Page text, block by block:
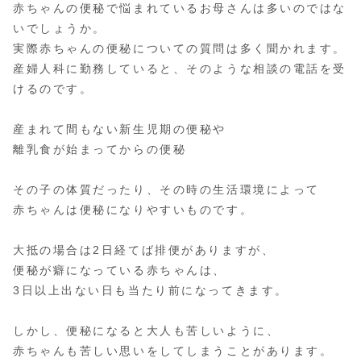
赤ちゃんの便秘で悩まれているお母さんは多いのではな
いでしょうか。
実際赤ちゃんの便秘についての質問は多く聞かれます。
産婦人科に勤務していると、そのような相談の電話を受
けるのです。
産まれて間もない新生児期の便秘や
離乳食が始まってからの便秘
その子の体質だったり、その時の生活環境によって
赤ちゃんは便秘になりやすいものです。
大抵の場合は2日経てば排便がありますが、
便秘が癖になっている赤ちゃんは、
3日以上出ない日も当たり前になってきます。
しかし、便秘になると大人も苦しいように、
赤ちゃんも苦しい思いをしてしまうことがあります。